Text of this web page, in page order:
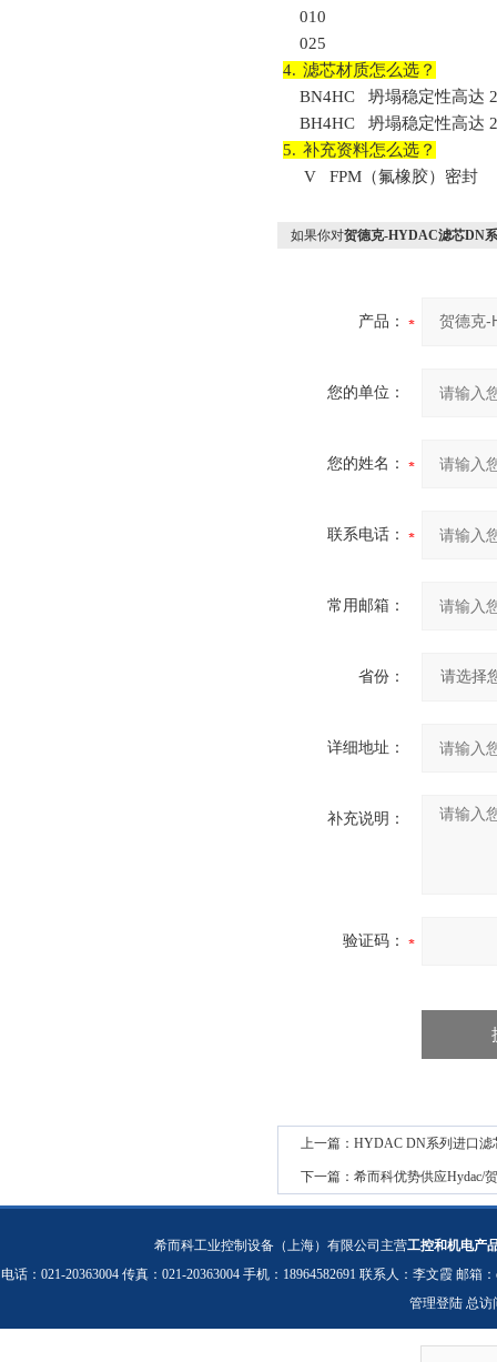
010
025
4. 滤芯材质怎么选？
BN4HC
坍塌稳定性高达
BH4HC
坍塌稳定性高达
5. 补充资料怎么选？
V
FPM （氟橡胶）密封
如果你对贺德克-HYDAC滤芯DN
产品：
您的单位：
您的姓名：
联系电话：
常用邮箱：
省份：
详细地址：
补充说明：
验证码：
上一篇： HYDAC DN系列进口滤
下一篇： 希而科优势供应Hydac/
希而科工业控制设备（上海）有限公司主营工控和机电产
电话：021-20363004 传真：021-20363004 手机：18964582691 联系人：李文霞 邮箱：
管理登陆 总访